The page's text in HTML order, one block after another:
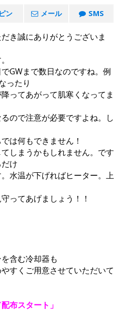
ピン メール SMS
き誠にありがとうございま
GWまで数日なのですね。例
ったり
ってあがって肌寒くなってま
ので注意が必要ですよね。し
は何もできません！
しまうかもしれません。です
け
水温が下げればヒーター。上
ってあげましょう！！
含む冷却器も
すくご用意させていただいて
布スタート」